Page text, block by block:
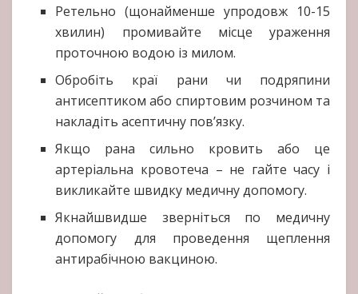
Ретельно (щонайменше упродовж 10-15
хвилин) промивайте місце ураження
проточною водою із милом.
Обробіть краї рани чи подряпини
антисептиком або спиртовим розчином та
накладіть асептичну пов’язку.
Якщо рана сильно кровить або це
артеріальна кровотеча – не гайте часу і
викликайте швидку медичну допомогу.
Якнайшвидше зверніться по медичну
допомогу для проведення щеплення
антирабічною вакциною.